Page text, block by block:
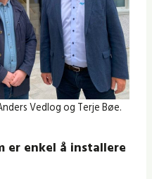
Vedlog og Terje Bøe.
er enkel å installere